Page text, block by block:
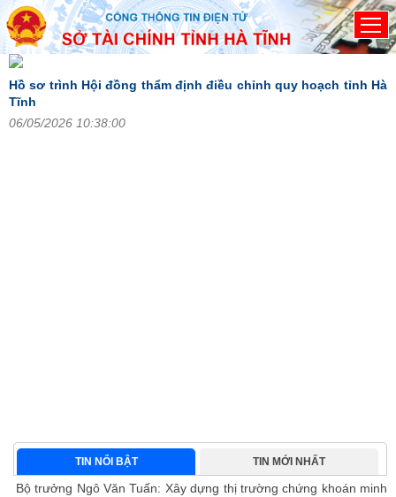
Hồ sơ trình Hội đồng thẩm định điều chỉnh quy hoạch tỉnh Hà
Tĩnh
06/05/2026 10:38:00
TIN NỔI BẬT TIN MỚI NHẤT
Bộ trưởng Ngô Văn Tuấn: Xây dựng thị trường chứng khoán minh
Đã kết nối EMC